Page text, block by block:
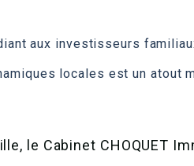
aux investisseurs
locales est un atout
le Cabinet CHOQUET